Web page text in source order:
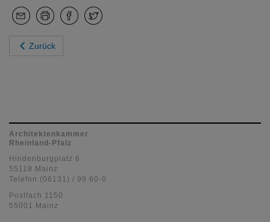
Zurück
Architektenkammer
Rheinland-Pfalz
Hindenburgplatz 6
55118 Mainz
Telefon (06131) / 99 60-0
Postfach 1150
55001 Mainz